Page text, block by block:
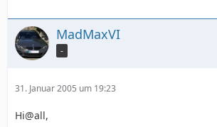
MadMaxVI
-
31. Januar 2005 um 19:23
Hi@all,